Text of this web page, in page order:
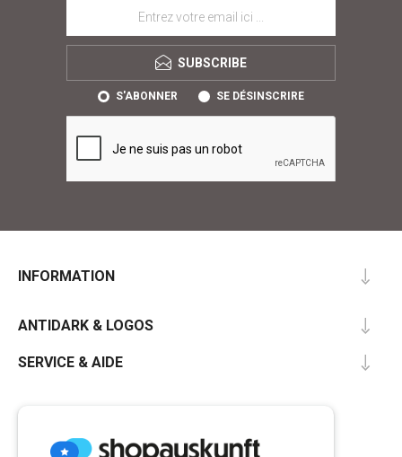
SUBSCRIBE
S'ABONNER SE DÉSINSCRIRE
INFORMATION
ANTIDARK & LOGOS
SERVICE & AIDE